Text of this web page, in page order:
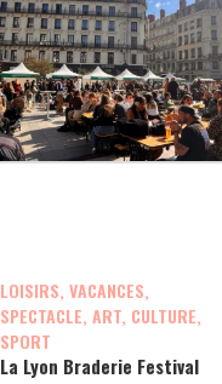
LOISIRS, VACANCES,
SPECTACLE, ART, CULTURE,
SPORT
La Lyon Braderie Festival